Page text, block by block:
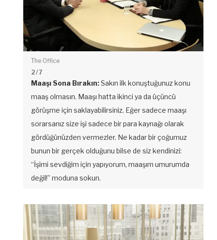
The Office
2/ 7
Maaşı Sona Bırakın:Sakın ilk konuştuğunuz konu
maaş olmasın. Maaşı hatta ikinci ya da üçüncü
görüşme için saklayabilirsiniz. Eğer sadece maaşı
sorarsanız size işi sadece bir para kaynağı olarak
gördüğünüzden vermezler. Ne kadar bir çoğumuz
bunun bir gerçek olduğunu bilse de siz kendinizi:
“İşimi sevdiğim için yapıyorum, maaşım umurumda
değil!” moduna sokun.